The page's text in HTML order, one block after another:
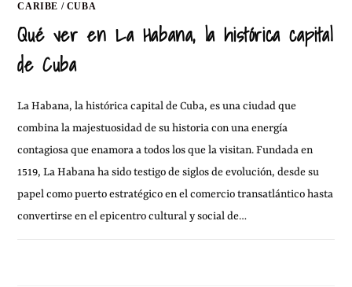
CARIBE / CUBA
Qué ver en La Habana, la histórica capital
de Cuba
La Habana, la histórica capital de Cuba, es una ciudad que
combina la majestuosidad de su historia con una energía
contagiosa que enamora a todos los que la visitan. Fundada en
1519, La Habana ha sido testigo de siglos de evolución, desde su
papel como puerto estratégico en el comercio transatlántico hasta
convertirse en el epicentro cultural y social de…